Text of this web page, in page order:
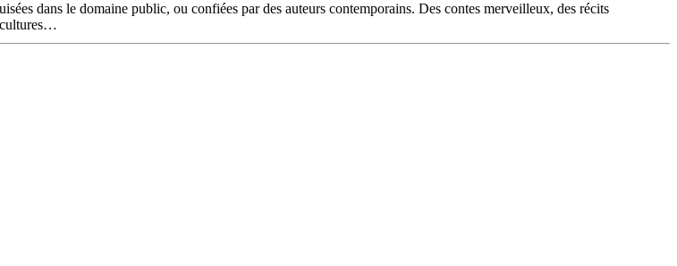
dans le domaine public, ou confiées par des auteurs contemporains. Des contes merveilleux, des récits
cultures